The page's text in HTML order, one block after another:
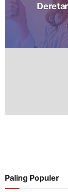
Paling Populer